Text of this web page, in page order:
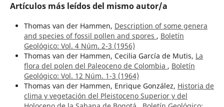
Artículos más leídos del mismo autor/a
Thomas van der Hammen, Description of some genera
and species of fossil pollen and spores , Boletín
Geológico: Vol. 4 Núm. 2-3 (1956)
Thomas van der Hammen, Cecilia García de Mutis, La
flora del polen del Paleoceno de Colombia , Boletín
Geológico: Vol. 12 Núm. 1-3 (1964)
Thomas van der Hammen, Enrique González, Historia de
clima y vegetación del Pleistoceno Superior y del